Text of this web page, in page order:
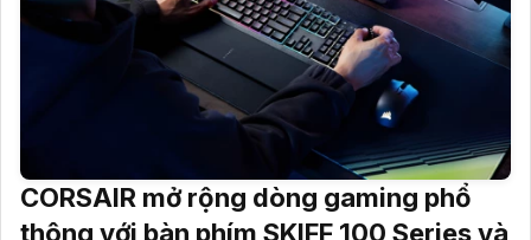
CORSAIR mở rộng dòng gaming phổ
thông với bàn phím SKIFF 100 Series và